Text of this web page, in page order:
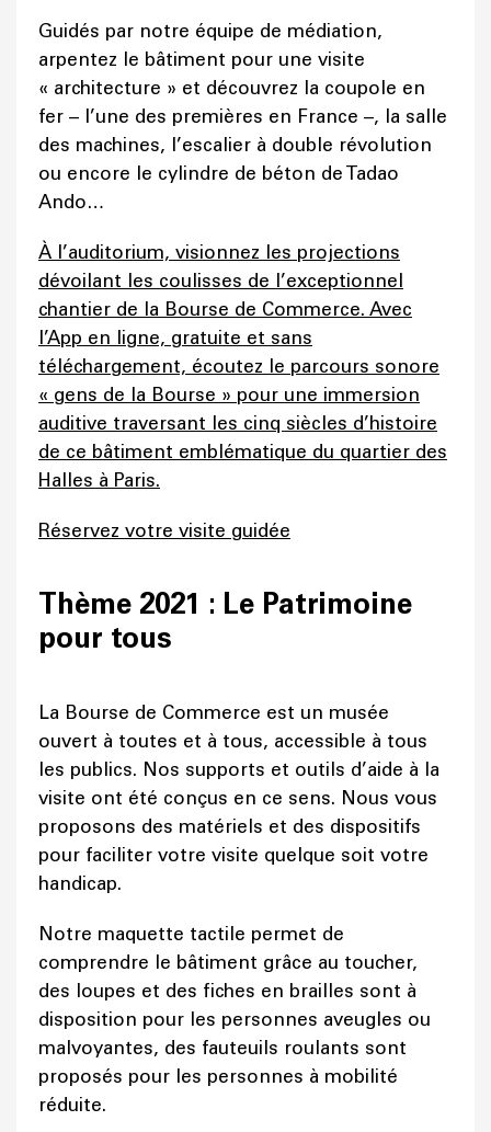
Guidés par notre équipe de médiation,
arpentez le bâtiment pour une visite
« architecture » et découvrez la coupole en
fer – l’une des premières en France –, la salle
des machines, l’escalier à double révolution
ou encore le cylindre de béton de Tadao
Ando…
À l’auditorium, visionnez les projections
dévoilant les coulisses de l’exceptionnel
chantier de la Bourse de Commerce. Avec
l’App en ligne, gratuite et sans
téléchargement, écoutez le parcours sonore
« gens de la Bourse » pour une immersion
auditive traversant les cinq siècles d’histoire
de ce bâtiment emblématique du quartier des
Halles à Paris.
Réservez votre visite guidée
Thème 2021 : Le Patrimoine
pour tous
La Bourse de Commerce est un musée
ouvert à toutes et à tous, accessible à tous
les publics. Nos supports et outils d’aide à la
visite ont été conçus en ce sens. Nous vous
proposons des matériels et des dispositifs
pour faciliter votre visite quelque soit votre
handicap.
Notre maquette tactile permet de
comprendre le bâtiment grâce au toucher,
des loupes et des fiches en brailles sont à
disposition pour les personnes aveugles ou
malvoyantes, des fauteuils roulants sont
proposés pour les personnes à mobilité
réduite.